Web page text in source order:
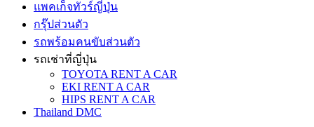
แพคเก็จทัวร์ญี่ปุ่น
กรุ๊ปส่วนตัว
รถพร้อมคนขับส่วนตัว
รถเช่าที่ญี่ปุ่น
TOYOTA RENT A CAR
EKI RENT A CAR
HIPS RENT A CAR
Thailand DMC